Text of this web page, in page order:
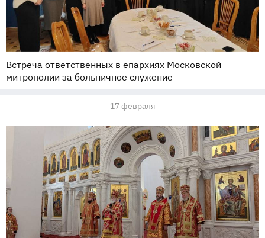
Встреча ответственных в епархиях Московской
митрополии за больничное служение
17 февраля